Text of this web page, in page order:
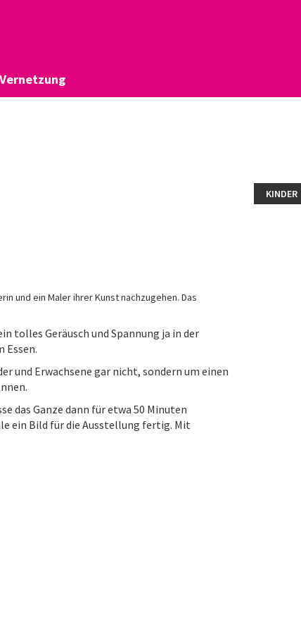
Vernetzung
KINDER
und ein Maler ihrer Kunst nachzugehen. Das
tolles Geräusch und Spannung ja in der
Essen.
und Erwachsene gar nicht, sondern um einen
das Ganze dann für etwa 50 Minuten
ein Bild für die Ausstellung fertig. Mit